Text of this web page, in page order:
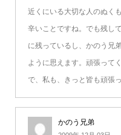
近くにいる大切な人のぬく
辛いことですね。でも残し
に残っているし、かのう兄
ように思えます。頑張って
で、私も、きっと皆も頑張
かのう兄弟